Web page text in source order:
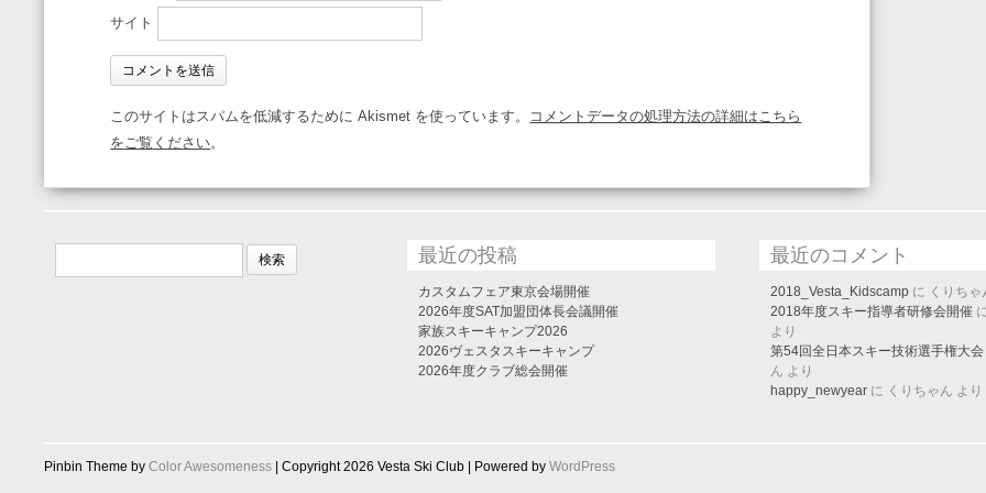
サイト
このサイトはスパムを低減するために Akismet を使っています。
コメントデータの処理方法の詳細はこちら
をご覧ください。
検
最近の投稿
カスタムフェア東京会場開催
2026年度SAT加盟団体長会議開催
家族スキーキャンプ2026
2026ヴェスタスキーキャンプ
2026年度クラブ総会開催
最近のコメント
2018_Vesta_Kidscamp に くりちゃ
2018年度スキー指導者研修会開催
より
第54回全日本スキー技術選手権大会
ん より
happy_newyear に くりちゃん より
Pinbin Theme byColor Awesomeness | Copyright 2026 Vesta Ski Club | Powered byWordPress